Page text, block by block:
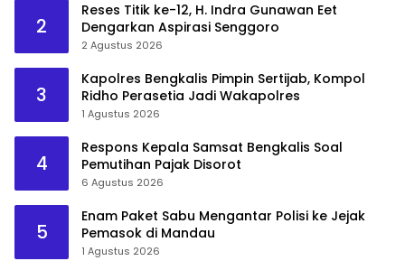
2
Reses Titik ke-12, H. Indra Gunawan Eet
Dengarkan Aspirasi Senggoro
2 Agustus 2026
3
Kapolres Bengkalis Pimpin Sertijab, Kompol
Ridho Perasetia Jadi Wakapolres
1 Agustus 2026
4
Respons Kepala Samsat Bengkalis Soal
Pemutihan Pajak Disorot
6 Agustus 2026
5
Enam Paket Sabu Mengantar Polisi ke Jejak
Pemasok di Mandau
1 Agustus 2026